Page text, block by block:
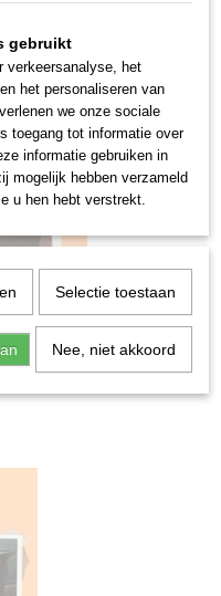
gebruikt
verkeersanalyse, het
het personaliseren van
we onze sociale
toegang tot informatie over
informatie gebruiken in
mogelijk hebben verzameld
u hen hebt verstrekt.
Selectie toestaan
Nee, niet akkoord